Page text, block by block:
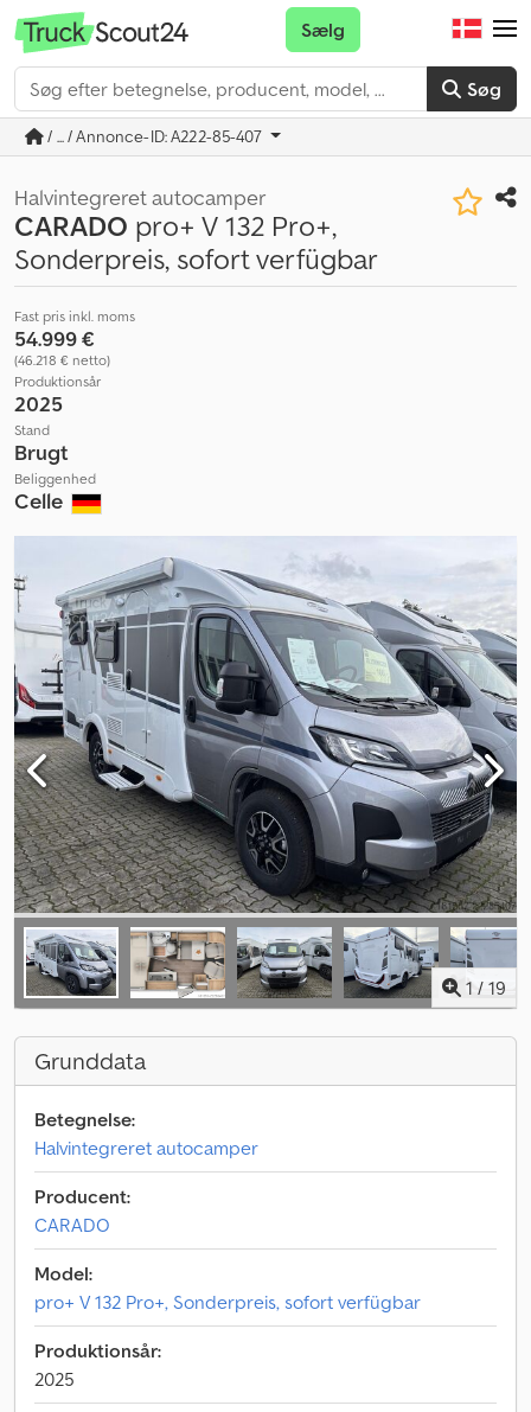
Søg
Sælg
/ ... / Annonce-ID: A222-85-407
Halvintegreret autocamper
CARADO pro+ V 132 Pro+,
Sonderpreis, sofort verfügbar
Fast pris inkl. moms
54.999 €
(46.218 € netto)
Produktionsår
2025
Stand
Brugt
Beliggenhed
Celle
1 / 19
Grunddata
Betegnelse:
Halvintegreret autocamper
Producent:
CARADO
Model:
pro+ V 132 Pro+, Sonderpreis, sofort verfügbar
Produktionsår:
2025